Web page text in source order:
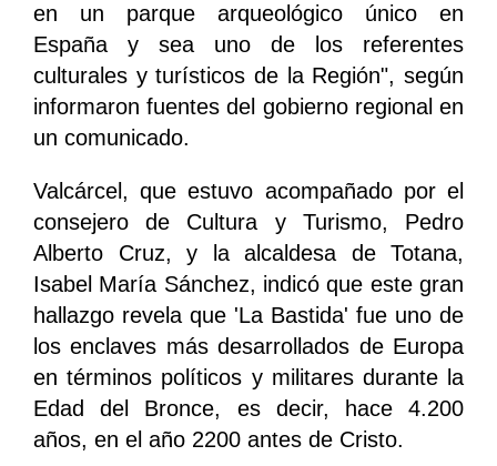
en un parque arqueológico único en
España y sea uno de los referentes
culturales y turísticos de la Región", según
informaron fuentes del gobierno regional en
un comunicado.
Valcárcel, que estuvo acompañado por el
consejero de Cultura y Turismo, Pedro
Alberto Cruz, y la alcaldesa de Totana,
Isabel María Sánchez, indicó que este gran
hallazgo revela que 'La Bastida' fue uno de
los enclaves más desarrollados de Europa
en términos políticos y militares durante la
Edad del Bronce, es decir, hace 4.200
años, en el año 2200 antes de Cristo.